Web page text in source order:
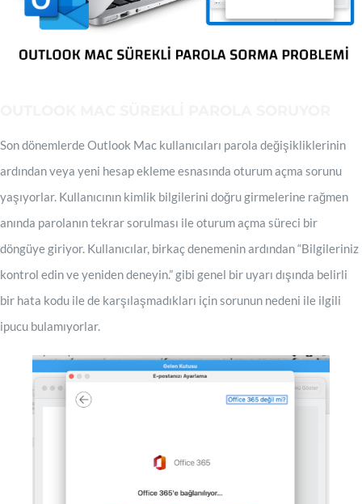
Son dönemlerde Outlook Mac kullanıcıları parola değişikliklerinin
ardından veya yeni hesap ekleme esnasında oturum açma sorunu
yaşıyorlar. Kullanıcının kimlik bilgilerini doğru girmelerine rağmen
anında parolanın tekrar sorulması ile oturum açma süreci bir
döngüye giriyor. Kullanıcılar, birkaç denemenin ardından “Bilgileriniz
kontrol edin ve yeniden deneyin.” gibi genel bir uyarı dışında belirli
bir hata kodu ile de karşılaşmadıkları için sorunun nedeni ile ilgili
ipucu bulamıyorlar.